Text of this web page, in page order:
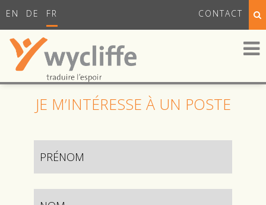
EN DE FR CONTACT
JE M’INTÉRESSE À UN POSTE